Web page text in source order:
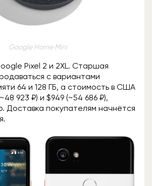
Google Home Mini
Pixel 2 и 2XL. Старшая
с вариантами
64 и 128 ГБ, а стоимость в США
923 ₽) и $949 (~54 686 ₽),
Доставка покупателям начнётся